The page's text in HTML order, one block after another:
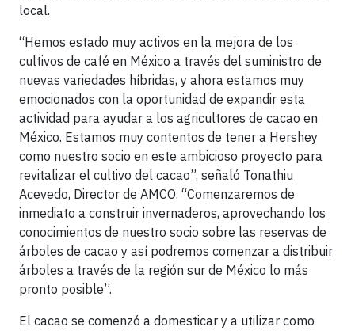
local.
“Hemos estado muy activos en la mejora de los
cultivos de café en México a través del suministro de
nuevas variedades híbridas, y ahora estamos muy
emocionados con la oportunidad de expandir esta
actividad para ayudar a los agricultores de cacao en
México. Estamos muy contentos de tener a Hershey
como nuestro socio en este ambicioso proyecto para
revitalizar el cultivo del cacao”, señaló Tonathiu
Acevedo, Director de AMCO. “Comenzaremos de
inmediato a construir invernaderos, aprovechando los
conocimientos de nuestro socio sobre las reservas de
árboles de cacao y así podremos comenzar a distribuir
árboles a través de la región sur de México lo más
pronto posible”.
El cacao se comenzó a domesticar y a utilizar como